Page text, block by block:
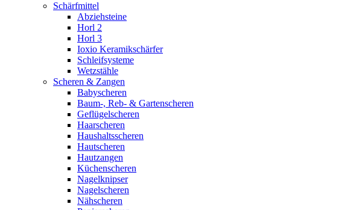
Schärfmittel
Abziehsteine
Horl 2
Horl 3
Ioxio Keramikschärfer
Schleifsysteme
Wetzstähle
Scheren & Zangen
Babyscheren
Baum-, Reb- & Gartenscheren
Geflügelscheren
Haarscheren
Haushaltsscheren
Hautscheren
Hautzangen
Küchenscheren
Nagelknipser
Nagelscheren
Nähscheren